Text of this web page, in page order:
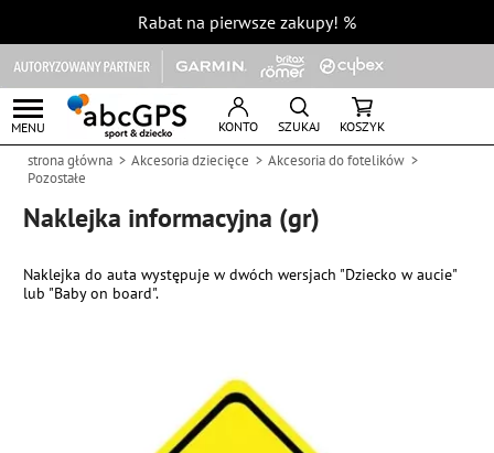
Rabat na pierwsze zakupy! %
MENU KONTO SZUKAJ KOSZYK
strona główna Akcesoria dziecięce
Akcesoria do fotelików
Pozostałe
Naklejka informacyjna (gr)
Naklejka do auta występuje w dwóch wersjach "Dziecko w aucie"
lub "Baby on board".